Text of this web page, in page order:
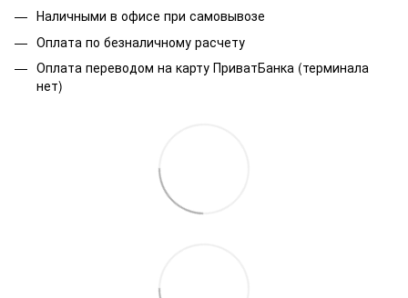
Наличными в офисе при самовывозе
Оплата по безналичному расчету
Оплата переводом на карту ПриватБанка (терминала
нет)